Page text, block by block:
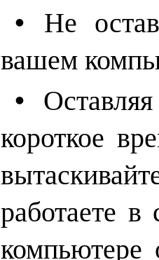
• Не
вашем
•
короткое
работаете
компьютере